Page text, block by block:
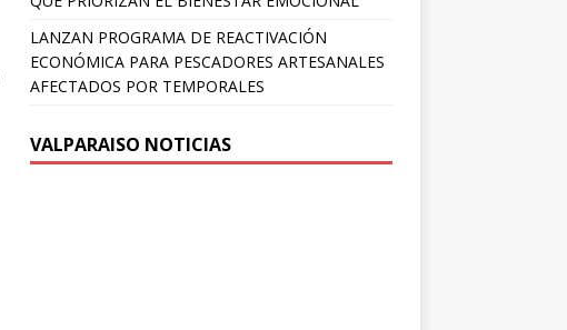
LANZAN PROGRAMA DE REACTIVACIÓN
ECONÓMICA PARA PESCADORES ARTESANALES
AFECTADOS POR TEMPORALES
VALPARAISO NOTICIAS